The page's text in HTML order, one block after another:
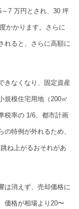
7 万円とされ、30 坪
かかります。さらに
れると、さらに高額に
きなくなり、固定資産
規模住宅用地（200㎡
税率の 1/6、都市計画
特例が外れるため、
ね上がるおそれがあ
は消えず、売却価格に
価格が相場より20〜